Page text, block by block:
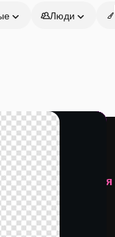
Люди
по
Компания
Цены
О нас